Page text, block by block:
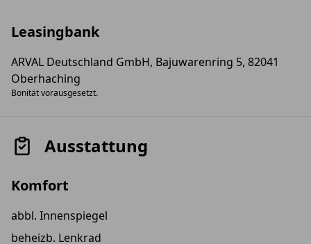
Leasingbank
ARVAL Deutschland GmbH, Bajuwarenring 5, 82041
Oberhaching
Bonität vorausgesetzt.
Ausstattung
Komfort
abbl. Innenspiegel
beheizb. Lenkrad